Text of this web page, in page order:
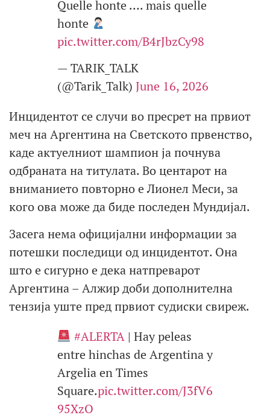
Quelle honte …. mais quelle
honte
pic.twitter.com/B4rJbzCy98
— TARIK_TALK ‏
(@Tarik_Talk) June 16, 2026
Инцидентот се случи во пресрет на првиот
меч на Аргентина на Светското првенство,
каде актуелниот шампион ја почнува
одбраната на титулата. Во центарот на
вниманието повторно е Лионел Меси, за
кого ова може да биде последен Мундијал.
Засега нема официјални информации за
потешки последици од инцидентот. Она
што е сигурно е дека натпреварот
Аргентина – Алжир доби дополнителна
тензија уште пред првиот судиски свиреж.
#ALERTA| Hay peleas
entre hinchas de Argentina y
Argelia en Times
Square.pic.twitter.com/J3fV6
95XzO